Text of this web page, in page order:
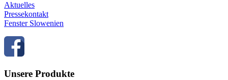
Aktuelles
Pressekontakt
Fenster Slowenien
Unsere Produkte